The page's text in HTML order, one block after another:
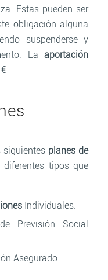
Estas pueden ser
obligación alguna
suspenderse y
Laaportación
siguientes planes de
tipos que
Individuales.
Previsión Social
Asegurado.